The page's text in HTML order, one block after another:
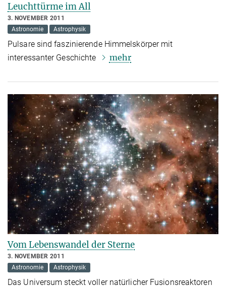
Leuchttürme im All
3. NOVEMBER 2011
Astronomie
Astrophysik
Pulsare sind faszinierende Himmelskörper mit
interessanter Geschichte
mehr
Vom Lebenswandel der Sterne
3. NOVEMBER 2011
Astronomie
Astrophysik
Das Universum steckt voller natürlicher Fusionsreaktoren